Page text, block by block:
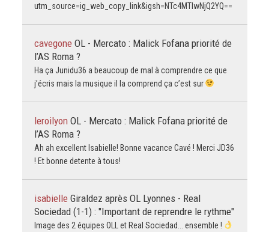
utm_source=ig_web_copy_link&igsh=NTc4MTIwNjQ2YQ==
cavegone OL - Mercato : Malick Fofana priorité de
l’AS Roma ?
Ha ça Junidu36 a beaucoup de mal à comprendre ce que
j’écris mais la musique il la comprend ça c’est sur
leroilyon OL - Mercato : Malick Fofana priorité de
l’AS Roma ?
Ah ah excellent Isabielle! Bonne vacance Cavé ! Merci JD36
! Et bonne detente à tous!
isabielle Giraldez après OL Lyonnes - Real
Sociedad (1-1) : "Important de reprendre le rythme"
Image des 2 équipes OLL et Real Sociedad... ensemble !